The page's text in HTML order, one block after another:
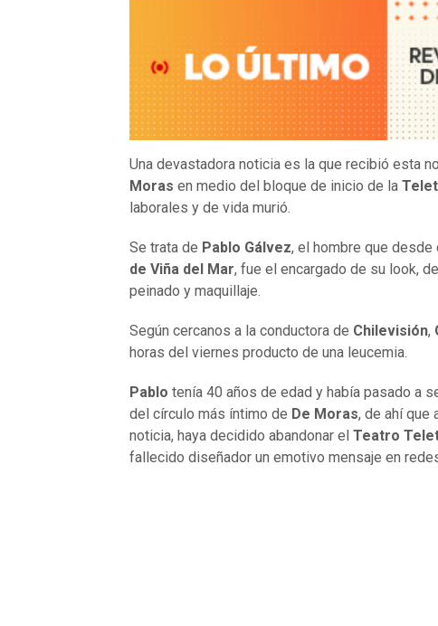
Una devastadora noticia es la que recibió esta
Moras en medio del bloque de inicio de la
laborales y de vida murió.
Se trata de Pablo Gálvez, el hombre que desde
de Viña del Mar, fue el encargado de su look,
peinado y maquillaje.
Según cercanos a la conductora de Chilevisión,
horas del viernes producto de una leucemia.
Pablo tenía 40 años de edad y había pasado a
del círculo más íntimo de De Moras, de ahí que
noticia, haya decidido abandonar el Teatro
fallecido diseñador un emotivo mensaje en